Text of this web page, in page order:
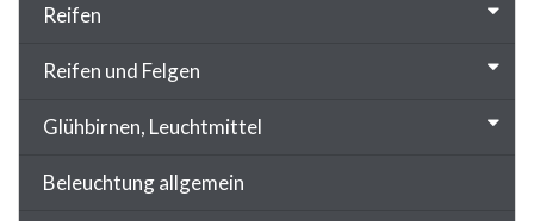
Reifen
Reifen und Felgen
Glühbirnen, Leuchtmittel
Beleuchtung allgemein